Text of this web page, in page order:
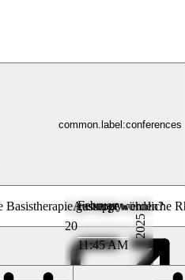
common.label:conferences
20
February
11:45 AM
2025
gestoppt werden?
Aussergewöhnliche